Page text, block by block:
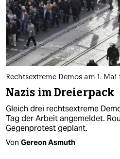
Rechtsextreme Demos am 1.
Nazis im Dreierpack
Gleich drei rechtsextreme
Tag der Arbeit angemeldet.
Gegenprotest geplant.
Von Gereon Asmuth